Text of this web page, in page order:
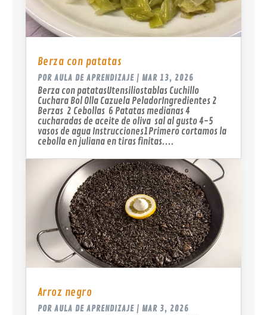
Berza con patatas
POR AULA DE APRENDIZAJE| MAR 13, 2026
Berza con patatasUtensiliostablas Cuchillo
Cuchara Bol Olla Cazuela PeladorIngredientes 2
Berzas 2 Cebollas 6 Patatas medianas 4
cucharadas de aceite de oliva sal al gusto 4-5
vasos de agua Instrucciones1Primero cortamos la
cebolla en juliana en tiras finitas....
Arroz negro
POR AULA DE APRENDIZAJE| MAR 3, 2026